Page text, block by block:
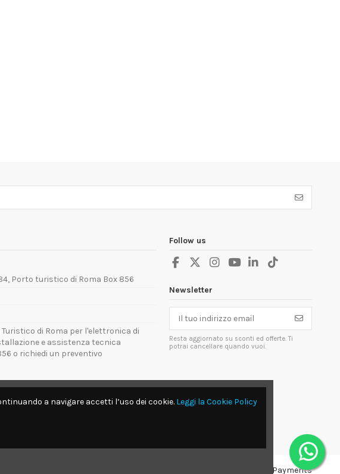
Porto turistico di Roma Box 856
di Roma per l'elettronica di
e assistenza tecnica
o richiedi un preventivo
- 18:00
a bordo.
Follow us
Newsletter
Resta aggiornato su sconti ed offerte. Ti
potrai cancellare quando vuoi.
a navigare accetti l’uso dei cookie. Leggi la Cookie Policy